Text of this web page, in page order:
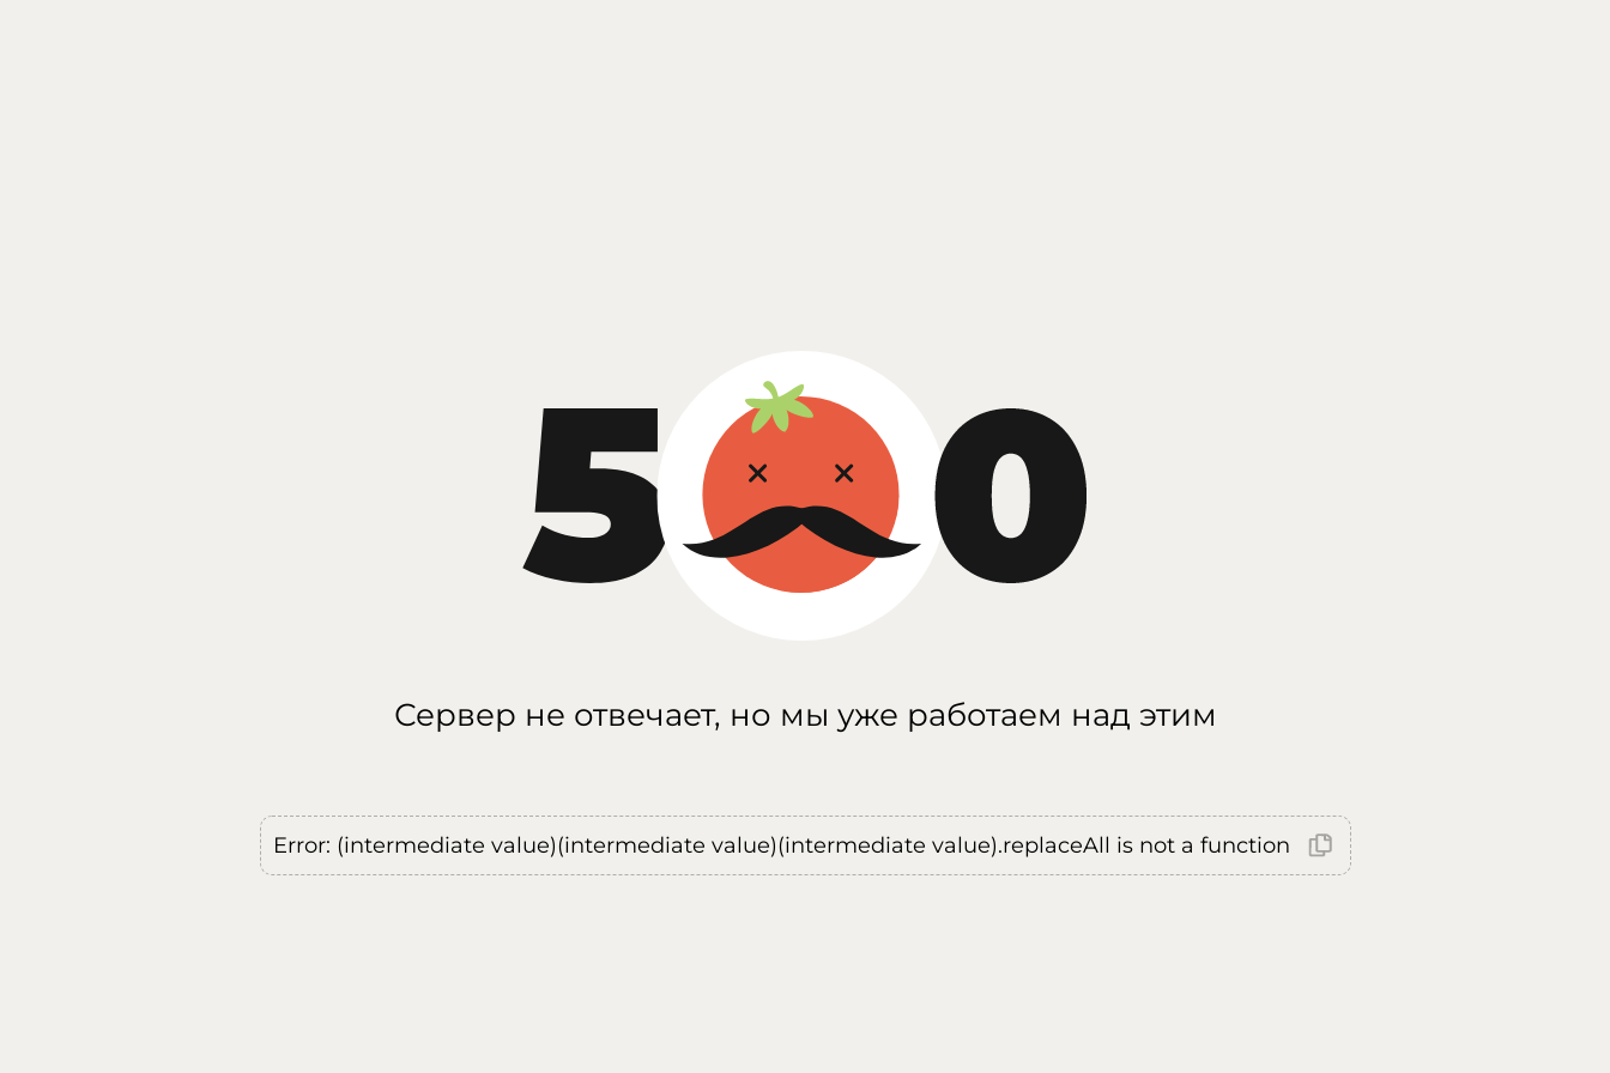
Сервер не отвечает, но мы уже работаем над этим
Error: (intermediate value)(intermediate value)(intermediate value).replaceAll is not a function